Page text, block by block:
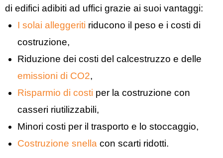
di edifici adibiti ad uffici grazie ai suoi vantaggi:
I solai alleggeriti riducono il peso e i costi di
costruzione,
Riduzione dei costi del calcestruzzo e delle
emissioni di CO2,
Risparmio di costi per la costruzione con
casseri riutilizzabili,
Minori costi per il trasporto e lo stoccaggio,
Costruzione snella con scarti ridotti.